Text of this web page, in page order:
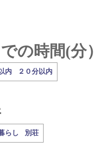
の時間(分）
内 ２０分以内
らし 別荘